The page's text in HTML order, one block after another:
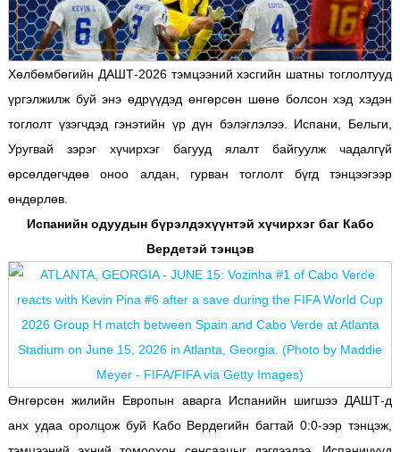
Хөлбөмбөгийн ДАШТ-2026 тэмцээний хэсгийн шатны тоглолтууд
үргэлжилж буй энэ өдрүүдэд өнгөрсөн шөнө болсон хэд хэдэн
тоглолт үзэгчдэд гэнэтийн үр дүн бэлэглэлээ. Испани, Бельги,
Уругвай зэрэг хүчирхэг багууд ялалт байгуулж чадалгүй
өрсөлдөгчдөө оноо алдан, гурван тоглолт бүгд тэнцээгээр
өндөрлөв.
Испанийн одуудын бүрэлдэхүүнтэй хүчирхэг баг Кабо
Вердетэй тэнцэв
Өнгөрсөн жилийн Европын аварга Испанийн шигшээ ДАШТ-д
анх удаа оролцож буй Кабо Вердегийн багтай 0:0-ээр тэнцэж,